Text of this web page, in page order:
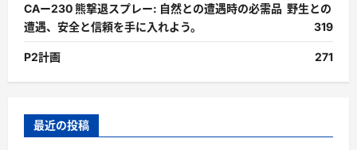
CAー230 熊撃退スプレー: 自然との遭遇時の必需品 野生との
遭遇、安全と信頼を手に入れよう。
319
P2計画 271
最近の投稿